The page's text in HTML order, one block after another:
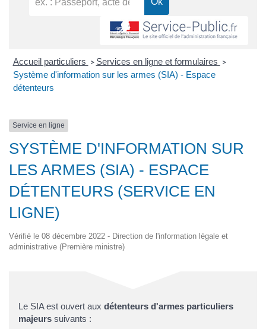
Accueil particuliers > Services en ligne et formulaires >
Système d'information sur les armes (SIA) - Espace
détenteurs
Service en ligne
SYSTÈME D'INFORMATION SUR
LES ARMES (SIA) - ESPACE
DÉTENTEURS (SERVICE EN
LIGNE)
Vérifié le 08 décembre 2022 - Direction de l'information légale et
administrative (Première ministre)
Le SIA est ouvert aux détenteurs d'armes particuliers
majeurs suivants :